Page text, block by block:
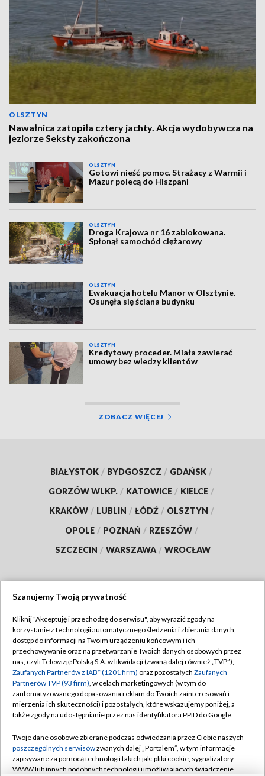
OLSZTYN
Nawałnica zatopiła cztery jachty. Akcja wydobywcza na
jeziorze Seksty zakończona
OLSZTYN
Gotowi nieść pomoc. Strażacy z Warmii i
Mazur polecą do Hiszpani
OLSZTYN
Droga Krajowa nr 16 zablokowana.
Spłonął samochód ciężarowy
OLSZTYN
Ewakuacja hotelu Manor w Olsztynie.
Osunęła się ściana budynku
OLSZTYN
Kredytowy proceder. Miała zawierać
umowy bez wiedzy klientów
ZOBACZ WIĘCEJ
BIAŁYSTOK / BYDGOSZCZ / GDAŃSK /
GORZÓW WLKP. / KATOWICE / KIELCE /
KRAKÓW / LUBLIN / ŁÓDŹ / OLSZTYN /
OPOLE / POZNAŃ / RZESZÓW /
SZCZECIN / WARSZAWA / WROCŁAW
TVP
Abonament TVP
Emisja w TVP
Centrum informacji TVP
Naziemna Telewizja Cyfrowa
Rada Programowa
System NOS
Regulamin TVP
Polityka prywatności
Moje zgody
Pomoc
Kontakt
Szanujemy Twoją prywatność
Kliknij "Akceptuję i przechodzę do serwisu", aby wyrazić zgody na
korzystanie z technologii automatycznego śledzenia i zbierania danych,
dostęp do informacji na Twoim urządzeniu końcowym i ich
przechowywanie oraz na przetwarzanie Twoich danych osobowych przez
nas, czyli Telewizję Polską S.A. w likwidacji (zwaną dalej również „TVP”),
Zaufanych Partnerów z IAB* (1201 firm) oraz pozostałych Zaufanych
Partnerów TVP (93 firm), w celach marketingowych (w tym do
zautomatyzowanego dopasowania reklam do Twoich zainteresowań i
mierzenia ich skuteczności) i pozostałych, które wskazujemy poniżej, a
także zgody na udostępnianie przez nas identyfikatora PPID do Google.
Twoje dane osobowe zbierane podczas odwiedzania przez Ciebie naszych
poszczególnych serwisówzwanych dalej „Portalem”, w tym informacje
zapisywane za pomocą technologii takich jak: pliki cookie, sygnalizatory
WWW lub innych podobnych technologii umożliwiających świadczenie